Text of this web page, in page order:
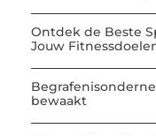
Ontdek de Beste
Jouw
bewaakt